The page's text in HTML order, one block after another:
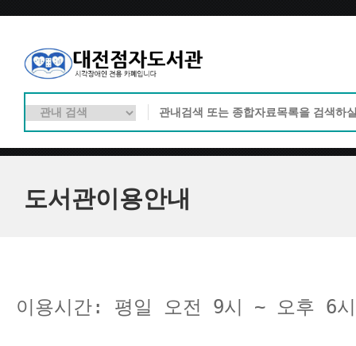
도서관이용안내
이용시간: 평일 오전 9시 ~ 오후 6